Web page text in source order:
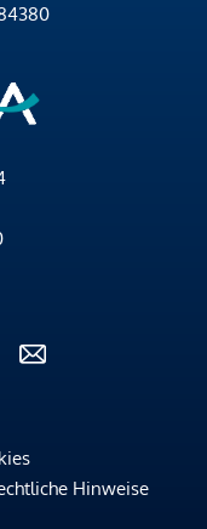
Hinweise